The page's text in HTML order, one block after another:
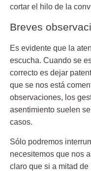
cortar el hilo de la
Breves
Es evidente que la
escucha. Cuando se
correcto es dejar
que se nos está
observaciones, los
asentimiento suelen
casos.
Sólo podremos
necesitemos que nos
claro que si a mitad